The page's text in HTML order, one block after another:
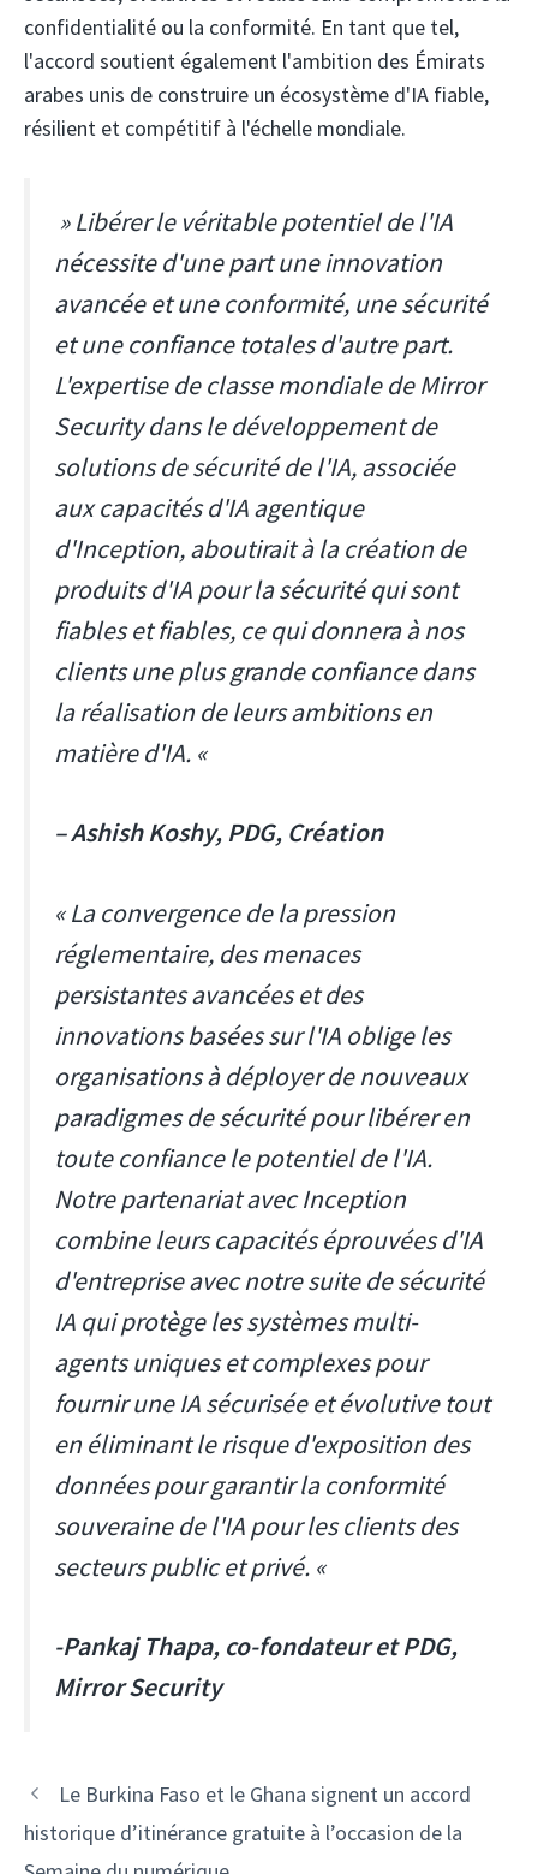
confidentialité ou la conformité. En tant que tel,
l'accord soutient également l'ambition des Émirats
arabes unis de construire un écosystème d'IA fiable,
résilient et compétitif à l'échelle mondiale.
» Libérer le véritable potentiel de l'IA
nécessite d'une part une innovation
avancée et une conformité, une sécurité
et une confiance totales d'autre part.
L'expertise de classe mondiale de Mirror
Security dans le développement de
solutions de sécurité de l'IA, associée
aux capacités d'IA agentique
d'Inception, aboutirait à la création de
produits d'IA pour la sécurité qui sont
fiables et fiables, ce qui donnera à nos
clients une plus grande confiance dans
la réalisation de leurs ambitions en
matière d'IA. «
– Ashish Koshy, PDG, Création
« La convergence de la pression
réglementaire, des menaces
persistantes avancées et des
innovations basées sur l'IA oblige les
organisations à déployer de nouveaux
paradigmes de sécurité pour libérer en
toute confiance le potentiel de l'IA.
Notre partenariat avec Inception
combine leurs capacités éprouvées d'IA
d'entreprise avec notre suite de sécurité
IA qui protège les systèmes multi-
agents uniques et complexes pour
fournir une IA sécurisée et évolutive tout
en éliminant le risque d'exposition des
données pour garantir la conformité
souveraine de l'IA pour les clients des
secteurs public et privé. «
-Pankaj Thapa, co-fondateur et PDG,
Mirror Security
Navigation
des
Le Burkina Faso et le Ghana signent un accord
historique d’itinérance gratuite à l’occasion de la